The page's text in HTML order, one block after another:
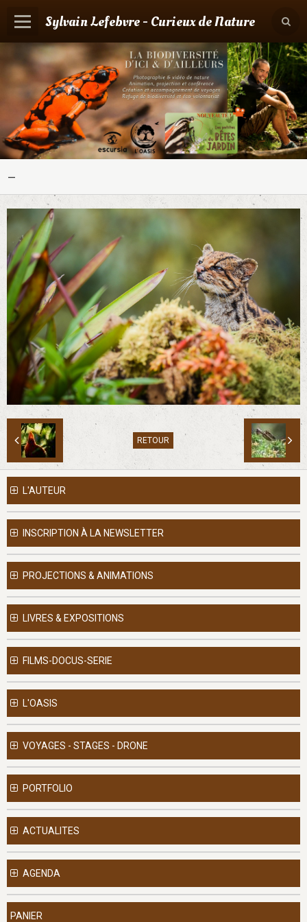
Sylvain Lefebvre - Curieux de Nature
Panier 0
Votre compte
Accueil
Contact
Agenda
-
RETOUR
L'AUTEUR
INSCRIPTION À LA NEWSLETTER
PROJECTIONS & ANIMATIONS
LIVRES & EXPOSITIONS
FILMS-DOCUS-SERIE
L'OASIS
VOYAGES - STAGES - DRONE
PORTFOLIO
ACTUALITES
AGENDA
PANIER